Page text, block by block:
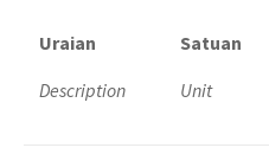
Uraian
Description
Satuan
Unit